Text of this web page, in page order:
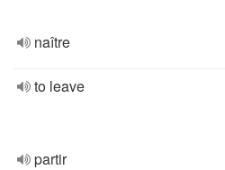
naître
to leave
partir